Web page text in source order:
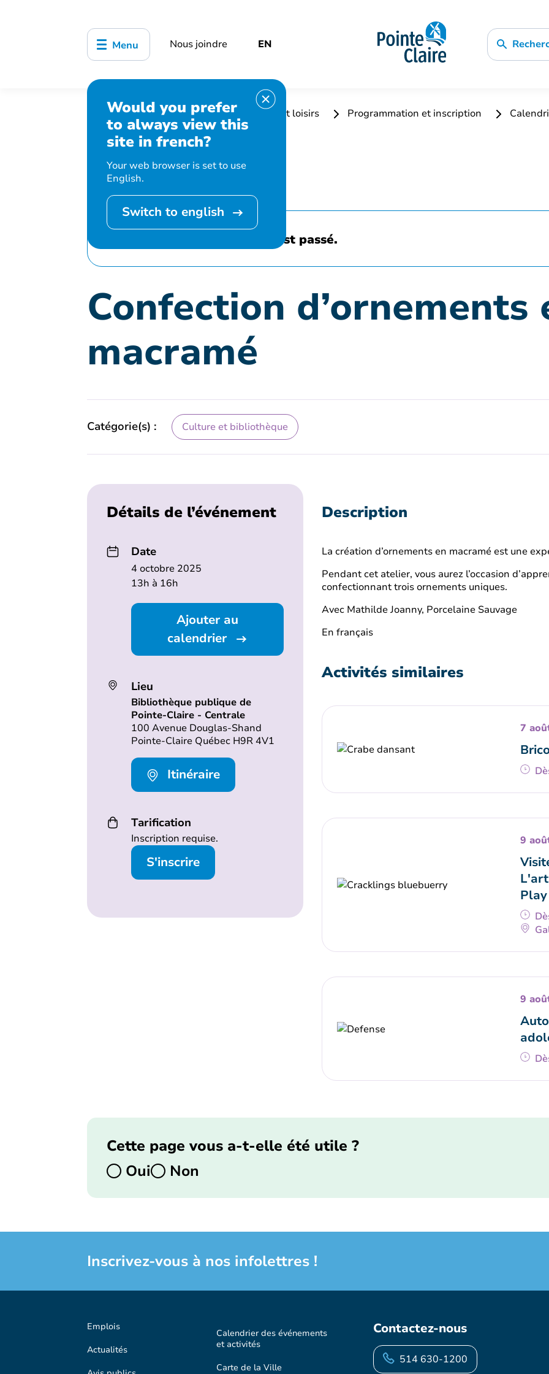
Menu Nous joindre EN
Would you prefer
to always view this
site in french?
Your web browser is set to use
English.
Switch to english
Accueil Bibliothèque, culture, sports et loisirs Programmation et inscription
Confection d’ornements en macramé
Cet événement est passé.
Confection d’ornements
macramé
Catégorie(s) : Culture et bibliothèque
Détails de l’événement
Date
4 octobre 2025
13h à 16h
Ajouter au
calendrier
Lieu
Bibliothèque publique de
Pointe-Claire - Centrale
100 Avenue Douglas-Shand
Pointe-Claire Québec H9R 4V1
Itinéraire
Tarification
Inscription requise.
S'inscrire
Description
La création d’ornements en macramé est une
Pendant cet atelier, vous aurez l’occasion
confectionnant trois ornements uniques.
Avec Mathilde Joanny, Porcelaine Sauvage
En français
Activités similaires
7
9
Play
9
Cette page vous a-t-elle été utile ?
Oui
Non
Inscrivez-vous à nos infolettres !
Emplois
Actualités
Calendrier des événements
et activités
Carte de la Ville
Contactez-nous
514 630-1200